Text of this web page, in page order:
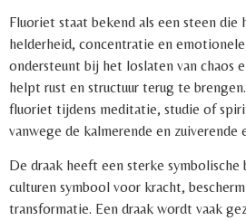
Fluoriet staat bekend als een steen die
helderheid, concentratie en
ondersteunt bij het loslaten van chaos
helpt rust en structuur terug te
fluoriet tijdens meditatie, studie of
vanwege de kalmerende en zuiverende
De draak heeft een sterke
culturen symbool voor kracht,
transformatie. Een draak wordt vaak